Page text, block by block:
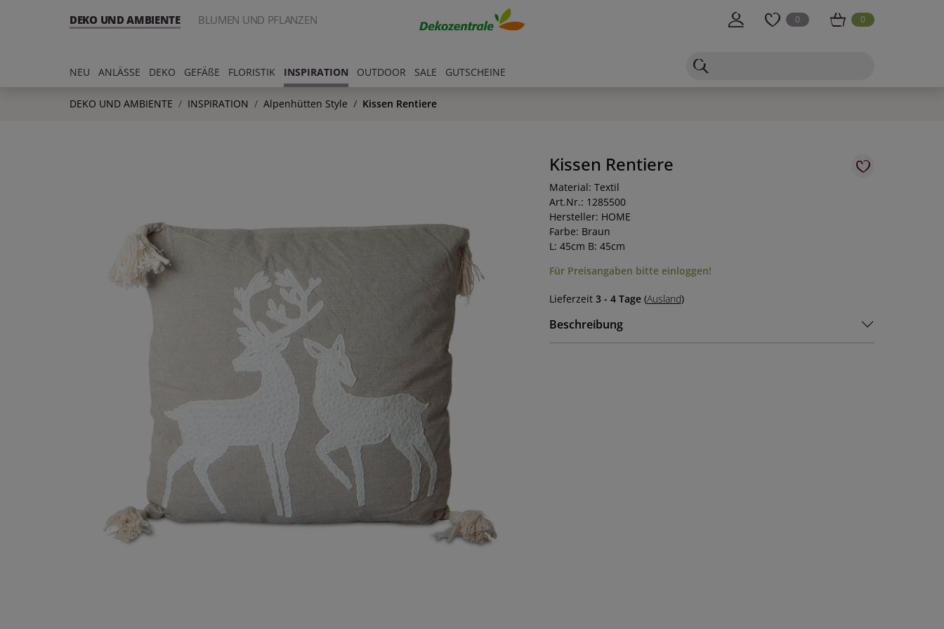
DEKO UND AMBIENTE BLUMEN UND PFLANZEN 0 0
NEU ANLÄSSE DEKO GEFÄßE FLORISTIK INSPIRATION OUTDOOR SALE GUTSCHEINE
DEKO UND AMBIENTE INSPIRATION Alpenhütten Style Kissen Rentiere
Kissen Rentiere
Material: Textil
Art.Nr.: 1285500
Hersteller: HOME
Farbe: Braun
L: 45cm B: 45cm
Für Preisangaben bitte einloggen!
Lieferzeit 3 - 4 Tage(Ausland)
Beschreibung